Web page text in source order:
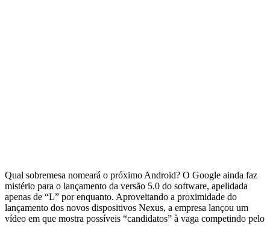
Qual sobremesa nomeará o próximo Android? O Google ainda faz
mistério para o lançamento da versão 5.0 do software, apelidada
apenas de “L” por enquanto. Aproveitando a proximidade do
lançamento dos novos dispositivos Nexus, a empresa lançou um
vídeo em que mostra possíveis “candidatos” à vaga competindo pelo